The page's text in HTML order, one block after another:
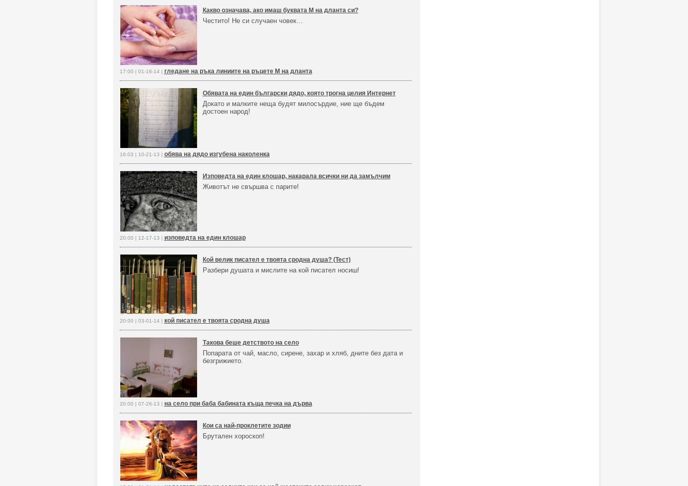
Какво означава, ако имаш буквата М на дланта си?
Честито! Не си случаен човек…
17:00 | 01-16-14 | гледане на ръка линиите на ръцете М на дланта
Обявата на един български дядо, която трогна целия Интернет
Докато и малките неща будят милосърдие, ние ще бъдем
достоен народ!
16:03 | 10-21-13 | обява на дядо изгубена наколенка
Изповедта на един клошар, накарала всички ни да замълчим
Животът не свършва с парите!
20:00 | 12-17-13 | изповедта на един клошар
Кой велик писател е твоята сродна душа? (Тест)
Разбери душата и мислите на кой писател носиш!
20:00 | 03-01-14 | кой писател е твоята сродна душа
Такова беше детството на село
Попарата от чай, масло, сирене, захар и хляб, дните без дата и
безгрижието.
20:00 | 07-26-13 | на село при баба бабината къща печка на дърва
Кои са най-проклетите зодии
Брутален хороскоп!